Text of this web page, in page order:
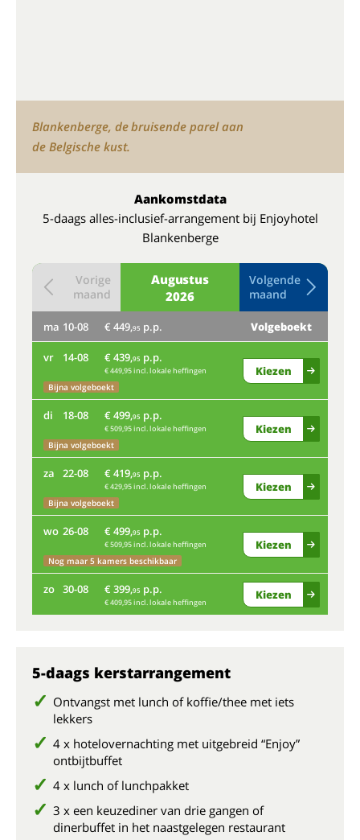
Blankenberge, de bruisende parel aan
de Belgische kust.
Aankomstdata
5-daags alles-inclusief-arrangement bij Enjoyhotel
Blankenberge
Augustus
2026
Vorige
maand
Volgende
maand
ma 10-08 € 449,95 p.p. Volgeboekt
vr 14-08 € 439,95 p.p.
€ 449,95 incl. lokale heffingen
Bijna volgeboekt
Kiezen
di 18-08 € 499,95 p.p.
€ 509,95 incl. lokale heffingen
Bijna volgeboekt
Kiezen
za 22-08 € 419,95 p.p.
€ 429,95 incl. lokale heffingen
Bijna volgeboekt
Kiezen
wo 26-08 € 499,95 p.p.
€ 509,95 incl. lokale heffingen
Nog maar 5 kamers beschikbaar
Kiezen
zo 30-08 € 399,95 p.p.
€ 409,95 incl. lokale heffingen
Kiezen
5-daags kerstarrangement
Ontvangst met lunch of koffie/thee met iets
lekkers
4 x hotelovernachting met uitgebreid “Enjoy”
ontbijtbuffet
4 x lunch of lunchpakket
3 x een keuzediner van drie gangen of
dinerbuffet in het naastgelegen restaurant